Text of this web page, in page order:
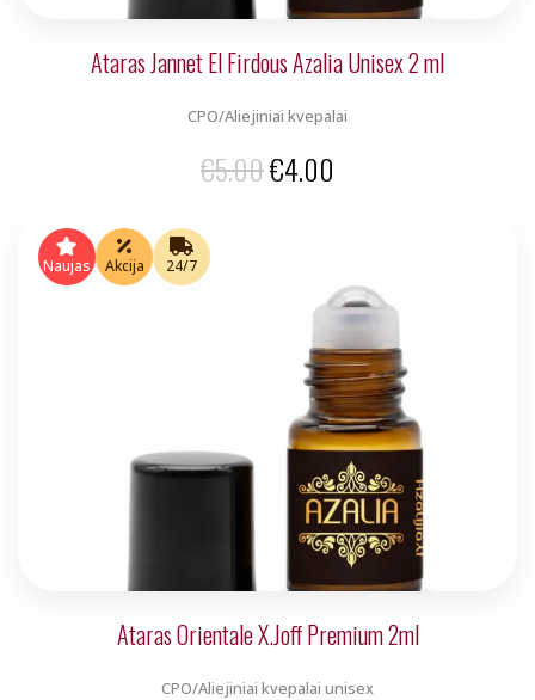
Ataras Jannet El Firdous Azalia Unisex 2 ml
CPO/Aliejiniai kvepalai
€5.00Original
€5.00.
€4.00
€4.00.
Naujas Akcija 24/7
Ataras Orientale X.Joff Premium 2ml
CPO/Aliejiniai kvepalai unisex